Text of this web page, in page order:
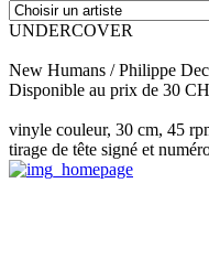
UNDERCOVER
New Humans / Philippe
Disponible au prix de 30
vinyle couleur, 30 cm, 45
tirage de tête signé et